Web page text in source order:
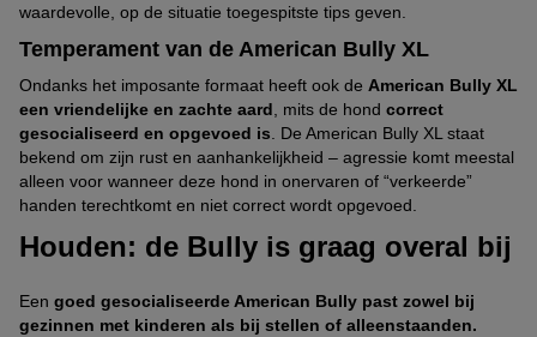
waardevolle, op de situatie toegespitste tips geven.
Temperament van de American Bully XL
Ondanks het imposante formaat heeft ook de American Bully XL
een vriendelijke en zachte aard , mits de hond correct
gesocialiseerd en opgevoed is . De American Bully XL staat
bekend om zijn rust en aanhankelijkheid – agressie komt meestal
alleen voor wanneer deze hond in onervaren of “verkeerde”
handen terechtkomt en niet correct wordt opgevoed.
Houden: de Bully is graag overal bij
Een goed gesocialiseerde American Bully past zowel bij
gezinnen met kinderen als bij stellen of alleenstaanden.